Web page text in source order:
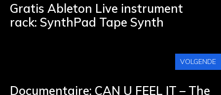
Gratis Ableton Live instrument
rack: SynthPad Tape Synth
VOLGENDE
Documentaire: CAN U FEEL IT – The